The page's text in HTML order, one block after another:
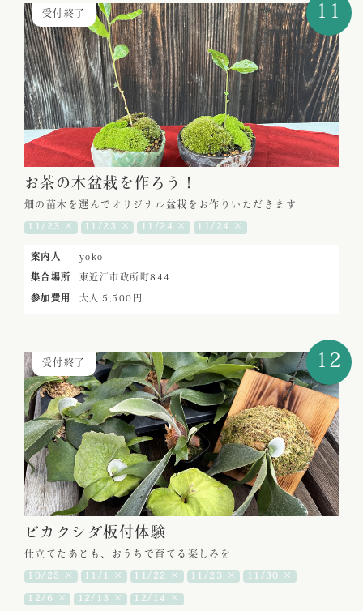
受付終了 11
お茶の木盆栽を作ろう！
畑の苗木を選んでオリジナル盆栽をお作りいただきます
11/23 × 11/23 × 11/24 × 11/24 ×
案内人 yoko
集合場所 東近江市政所町844
参加費用 大人:5,500円
受付終了 12
ビカクシダ板付体験
仕立てたあとも、おうちで育てる楽しみを
10/25 × 11/1 × 11/22 × 11/23 × 11/30 ×
12/6 × 12/13 × 12/14 ×